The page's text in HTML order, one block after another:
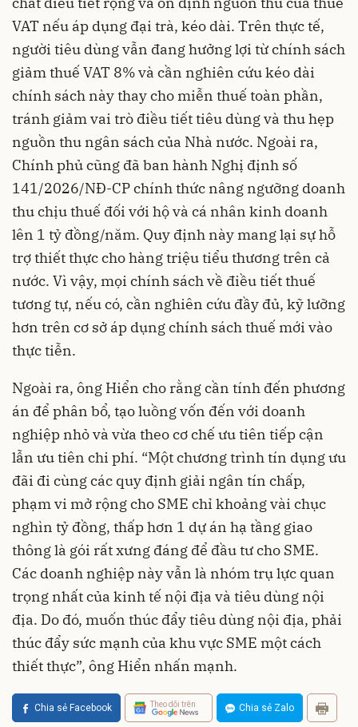
VAT nếu áp dụng đại trà, kéo dài. Trên thực tế,
người tiêu dùng vẫn đang hưởng lợi từ chính sách
giảm thuế VAT 8% và cần nghiên cứu kéo dài
chính sách này thay cho miễn thuế toàn phần,
tránh giảm vai trò điều tiết tiêu dùng và thu hẹp
nguồn thu ngân sách của Nhà nước. Ngoài ra,
Chính phủ cũng đã ban hành Nghị định số
141/2026/NĐ-CP chính thức nâng ngưỡng doanh
thu chịu thuế đối với hộ và cá nhân kinh doanh
lên 1 tỷ đồng/năm. Quy định này mang lại sự hỗ
trợ thiết thực cho hàng triệu tiểu thương trên cả
nước. Vì vậy, mọi chính sách về điều tiết thuế
tương tự, nếu có, cần nghiên cứu đầy đủ, kỹ lưỡng
hơn trên cơ sở áp dụng chính sách thuế mới vào
thực tiễn.
Ngoài ra, ông Hiển cho rằng cần tính đến phương
án để phân bổ, tạo luồng vốn đến với doanh
nghiệp nhỏ và vừa theo cơ chế ưu tiên tiếp cận
lẫn ưu tiên chi phí. “Một chương trình tín dụng ưu
đãi đi cùng các quy định giải ngân tín chấp,
phạm vi mở rộng cho SME chỉ khoảng vài chục
nghìn tỷ đồng, thấp hơn 1 dự án hạ tầng giao
thông là gói rất xưng đáng để đầu tư cho SME.
Các doanh nghiệp này vẫn là nhóm trụ lực quan
trọng nhất của kinh tế nội địa và tiêu dùng nội
địa. Do đó, muốn thúc đẩy tiêu dùng nội địa, phải
thúc đẩy sức mạnh của khu vực SME một cách
thiết thực”, ông Hiển nhấn mạnh.
Chia sẻ Facebook Theo dõi trên Chia sẻ Zalo